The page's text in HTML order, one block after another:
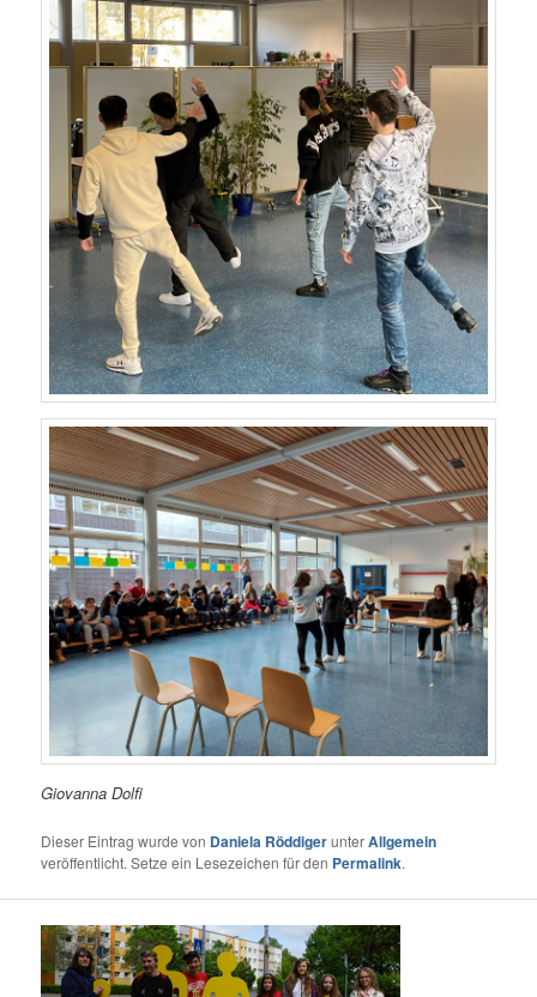
Giovanna Dolfi
Dieser Eintrag wurde von Daniela RöddigerunterAllgemein
veröffentlicht. Setze ein Lesezeichen für den Permalink.